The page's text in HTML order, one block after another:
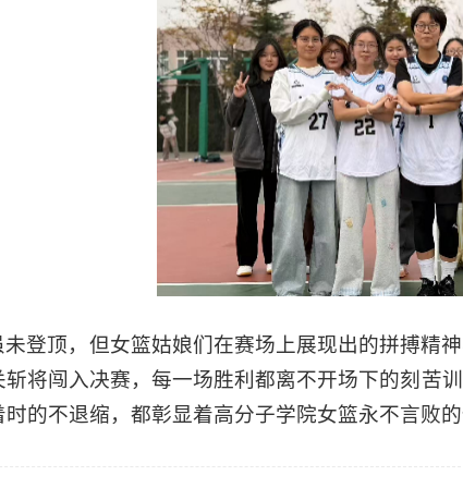
未登顶，但女篮姑娘们在赛场上展现出的拼搏精
斩将闯入决赛，每一场胜利都离不开场下的刻苦
时的不退缩，都彰显着高分子学院女篮永不言败